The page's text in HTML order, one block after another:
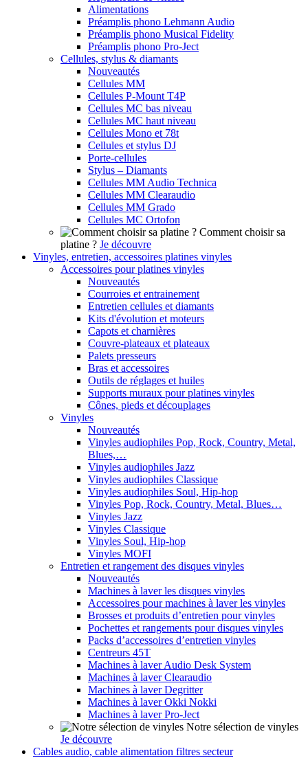
Alimentations
Préamplis phono Lehmann Audio
Préamplis phono Musical Fidelity
Préamplis phono Pro-Ject
Cellules, stylus & diamants
Nouveautés
Cellules MM
Cellules P-Mount T4P
Cellules MC bas niveau
Cellules MC haut niveau
Cellules Mono et 78t
Cellules et stylus DJ
Porte-cellules
Stylus – Diamants
Cellules MM Audio Technica
Cellules MM Clearaudio
Cellules MM Grado
Cellules MC Ortofon
Comment choisir sa
platine ? Je découvre
Vinyles, entretien, accessoires platines vinyles
Accessoires pour platines vinyles
Nouveautés
Courroies et entrainement
Entretien cellules et diamants
Kits d'évolution et moteurs
Capots et charnières
Couvre-plateaux et plateaux
Palets presseurs
Bras et accessoires
Outils de réglages et huiles
Supports muraux pour platines vinyles
Cônes, pieds et découplages
Vinyles
Nouveautés
Vinyles audiophiles Pop, Rock, Country, Metal,
Blues,…
Vinyles audiophiles Jazz
Vinyles audiophiles Classique
Vinyles audiophiles Soul, Hip-hop
Vinyles Pop, Rock, Country, Metal, Blues…
Vinyles Jazz
Vinyles Classique
Vinyles Soul, Hip-hop
Vinyles MOFI
Entretien et rangement des disques vinyles
Nouveautés
Machines à laver les disques vinyles
Accessoires pour machines à laver les vinyles
Brosses et produits d’entretien pour vinyles
Pochettes et rangements pour disques vinyles
Packs d’accessoires d’entretien vinyles
Centreurs 45T
Machines à laver Audio Desk System
Machines à laver Clearaudio
Machines à laver Degritter
Machines à laver Okki Nokki
Machines à laver Pro-Ject
Notre sélection de vinyles
Je découvre
Cables audio, cable alimentation filtres secteur